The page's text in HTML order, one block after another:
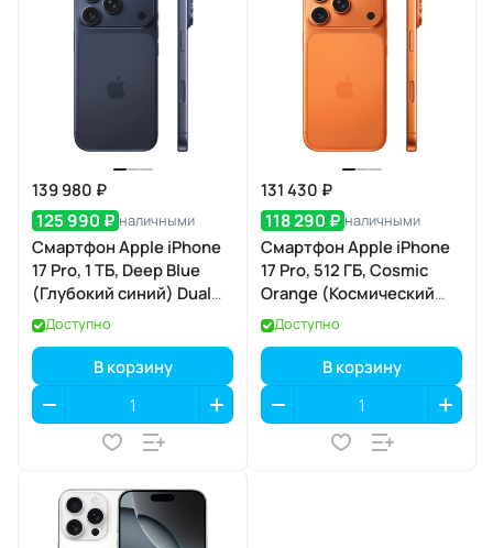
139 980 ₽
125 990 ₽ наличными
Смартфон Apple iPhone
17 Pro, 1 ТБ, Deep Blue
(Глубокий синий) Dual
eSIM
Доступно
В корзину
131 430 ₽
118 290 ₽ наличными
Смартфон Apple iPhone
17 Pro, 512 ГБ, Cosmic
Orange (Космический
оранжевый) SIM+eSIM
Доступно
В корзину